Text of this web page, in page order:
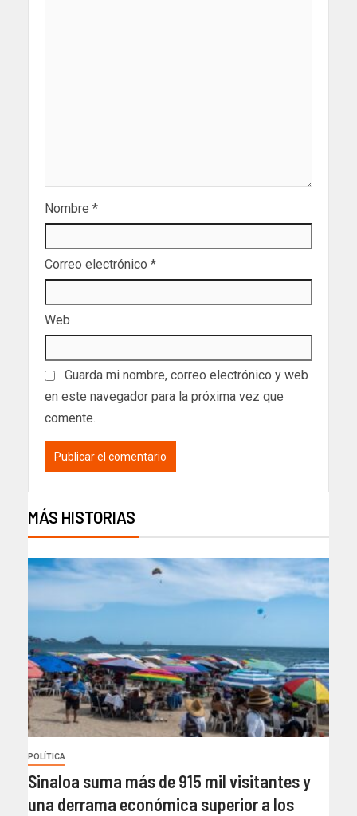
Nombre *
Correo electrónico *
Web
Guarda mi nombre, correo electrónico y web
en este navegador para la próxima vez que
comente.
MÁS HISTORIAS
POLÍTICA
Sinaloa suma más de 915 mil visitantes y
una derrama económica superior a los